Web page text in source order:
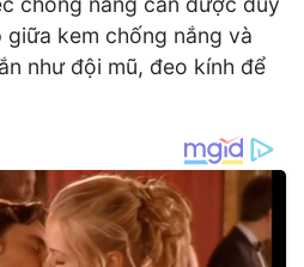
kem chống nắng và
như đội mũ, đeo kính để